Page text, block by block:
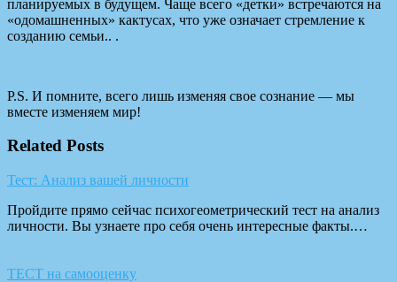
планируемых в будущем. Чаще всего «детки» встречаются на
«одомашненных» кактусах, что уже означает стремление к
созданию семьи.. .
P.S. И помните, всего лишь изменяя свое сознание — мы
вместе изменяем мир!
Related Posts
Тест: Анализ вашей личности
Пройдите прямо сейчас психогеометрический тест на анализ
личности. Вы узнаете про себя очень интересные факты.…
ТЕСТ на самооценку